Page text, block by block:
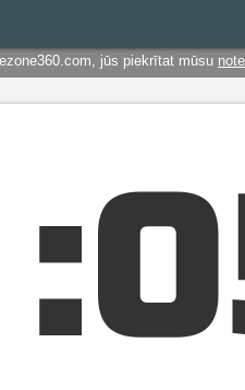
jūs piekrītat mūsu
:0